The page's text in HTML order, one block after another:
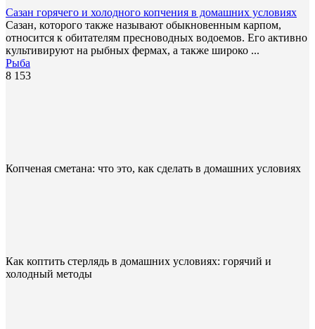
Сазан горячего и холодного копчения в домашних условиях
Сазан, которого также называют обыкновенным карпом,
относится к обитателям пресноводных водоемов. Его активно
культивируют на рыбных фермах, а также широко ...
Рыба
8 153
Копченая сметана: что это, как сделать в домашних условиях
Как коптить стерлядь в домашних условиях: горячий и
холодный методы